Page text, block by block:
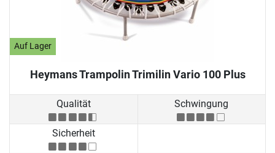
Auf Lager
Heymans Trampolin Trimilin Vario 100 Plus
Qualität Schwingung
Sicherheit